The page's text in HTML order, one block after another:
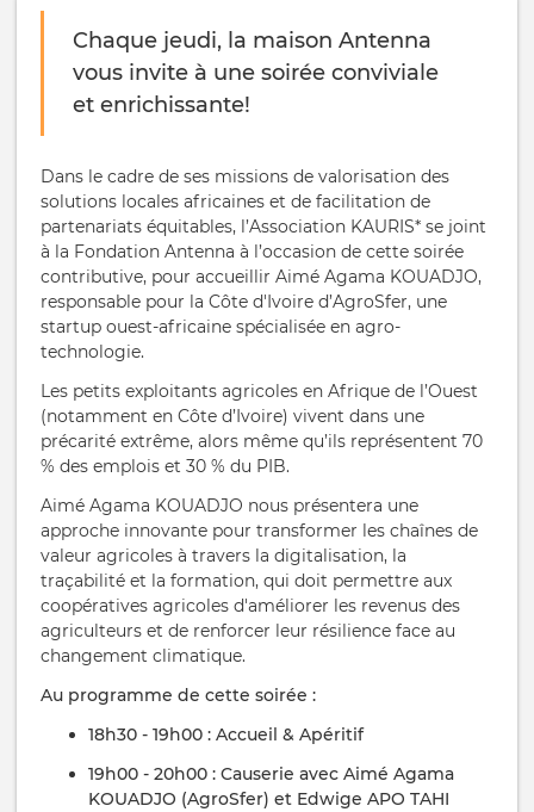
Chaque jeudi, la maison Antenna
vous invite à une soirée conviviale
et enrichissante!
Dans le cadre de ses missions de valorisation des
solutions locales africaines et de facilitation de
partenariats équitables, l’Association KAURIS* se joint
à la Fondation Antenna à l’occasion de cette soirée
contributive, pour accueillir Aimé Agama KOUADJO,
responsable pour la Côte d'Ivoire d’AgroSfer, une
startup ouest-africaine spécialisée en agro-
technologie.
Les petits exploitants agricoles en Afrique de l’Ouest
(notamment en Côte d’Ivoire) vivent dans une
précarité extrême, alors même qu’ils représentent 70
% des emplois et 30 % du PIB.
Aimé Agama KOUADJO nous présentera une
approche innovante pour transformer les chaînes de
valeur agricoles à travers la digitalisation, la
traçabilité et la formation, qui doit permettre aux
coopératives agricoles d'améliorer les revenus des
agriculteurs et de renforcer leur résilience face au
changement climatique.
Au programme de cette soirée :
18h30 - 19h00 : Accueil & Apéritif
19h00 - 20h00 : Causerie avec Aimé Agama
KOUADJO (AgroSfer) et Edwige APO TAHI